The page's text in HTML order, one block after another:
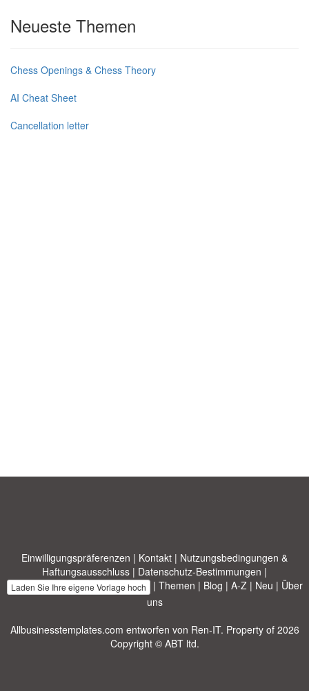
Neueste Themen
Chess Openings & Chess Theory
AI Cheat Sheet
Cancellation letter
Einwilligungspräferenzen | Kontakt | Nutzungsbedingungen &
Haftungsausschluss | Datenschutz-Bestimmungen |
Laden Sie Ihre eigene Vorlage hoch | Themen | Blog | A-Z| Neu | Über
uns
Allbusinesstemplates.com entworfen von Ren-IT. Property of 2026
Copyright © ABT ltd.